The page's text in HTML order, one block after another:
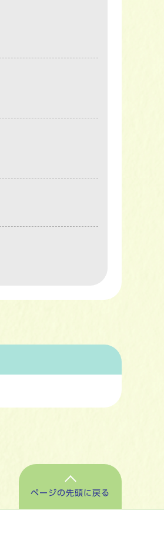
ページの先頭に戻る